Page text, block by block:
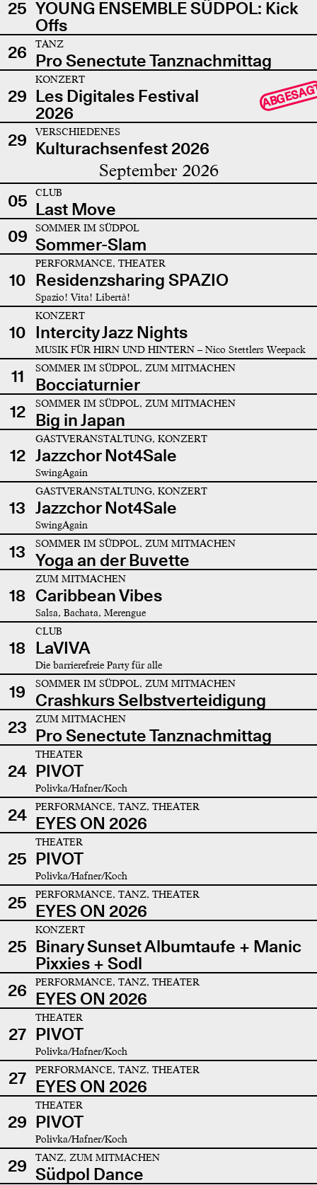
25 YOUNG ENSEMBLE SÜDPOL: Kick
Offs
26
TANZ
Pro Senectute Tanznachmittag
29
KONZERT
Les Digitales Festival
2026
29 VERSCHIEDENES
Kulturachsenfest 2026
September 2026
05 CLUB
Last Move
09
SOMMER IM SÜDPOL
Sommer-Slam
10
PERFORMANCE, THEATER
Residenzsharing SPAZIO
Spazio! Vita! Libertà!
10
KONZERT
Intercity Jazz Nights
MUSIK FÜR HIRN UND HINTERN – Nico Stettlers Weepack
11 SOMMER IM SÜDPOL, ZUM MITMACHEN
Bocciaturnier
12
SOMMER IM SÜDPOL, ZUM MITMACHEN
Big in Japan
12
GASTVERANSTALTUNG, KONZERT
Jazzchor Not4Sale
SwingAgain
13
GASTVERANSTALTUNG, KONZERT
Jazzchor Not4Sale
SwingAgain
13 SOMMER IM SÜDPOL, ZUM MITMACHEN
Yoga an der Buvette
18
ZUM MITMACHEN
Caribbean Vibes
Salsa, Bachata, Merengue
18
CLUB
LaVIVA
Die barrierefreie Party für alle
19 SOMMER IM SÜDPOL, ZUM MITMACHEN
Crashkurs Selbstverteidigung
23
ZUM MITMACHEN
Pro Senectute Tanznachmittag
24
THEATER
PIVOT
Polivka/Hafner/Koch
24 PERFORMANCE, TANZ, THEATER
EYES ON 2026
25
THEATER
PIVOT
Polivka/Hafner/Koch
25 PERFORMANCE, TANZ, THEATER
EYES ON 2026
25
KONZERT
Binary Sunset Albumtaufe + Manic
Pixxies + Sodl
26
PERFORMANCE, TANZ, THEATER
EYES ON 2026
27
THEATER
PIVOT
Polivka/Hafner/Koch
27 PERFORMANCE, TANZ, THEATER
EYES ON 2026
29
THEATER
PIVOT
Polivka/Hafner/Koch
29 TANZ, ZUM MITMACHEN
Südpol Dance